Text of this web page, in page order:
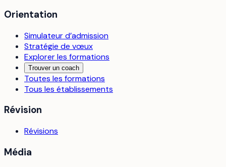
Orientation
Simulateur d’admission
Stratégie de vœux
Explorer les formations
Trouver un coach
Toutes les formations
Tous les établissements
Révision
Révisions
Média